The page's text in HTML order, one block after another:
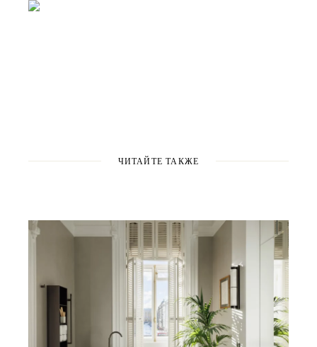
ЧИТАЙТЕ ТАКЖЕ